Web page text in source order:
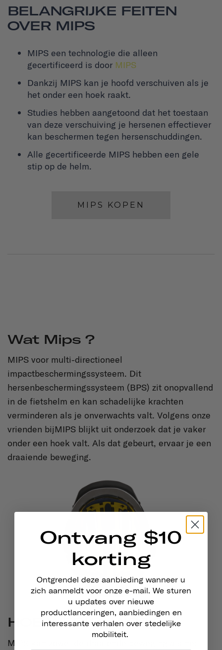
BELANGRIJKE FEITEN
OVER MIPS
MIPS een technologie die alleen
gecertificeerd is door MIPS
Dankzij MIPS kan je hoofd verschuiven als je
het onder een hoek raakt.
Studies hebben aangetoond dat het toestaan
van deze verschuiving je hersenen effectiever
kan beschermen tegen hersenschuddingen.
Alle gecertificeerde MIPS hebben een gele
stip op de helm.
MIPS KOPEN
Wat Mips ?
MIPS voor multi-directioneel
impactbeschermingssysteem. Dit
hersenbeschermingssysteem (BPS) zit onopvallend
in de fietshelm en kan schadelijke krachten
verminderen als je onverwachts valt. Volgens onze
vrienden bijMIPS blijkt uit onderzoek dat je vaker
onder een hoek valt. Als dat gebeurt, ervaar je een
draaiende beweging.
HOE WERKT MIPS ?
MIPS kan zowel de draaiende beweging als het
Ontvang $10
korting
Ontgrendel deze aanbieding wanneer u
zich aanmeldt voor onze e-mail. We sturen
u updates over nieuwe
productlanceringen, aanbiedingen en
interessante verhalen over stedelijke
mobiliteit.